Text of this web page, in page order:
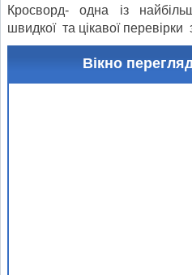
Кросворд- одна із
швидкої та цікавої перевірки
Вікно